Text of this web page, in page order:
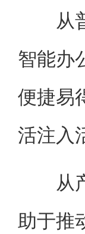
从普
智能办
便捷易
活注入
从产
助于推